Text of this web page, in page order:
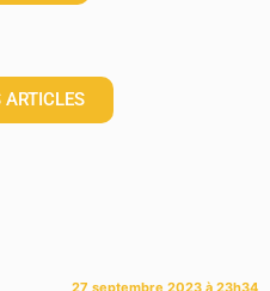
ARTICLES